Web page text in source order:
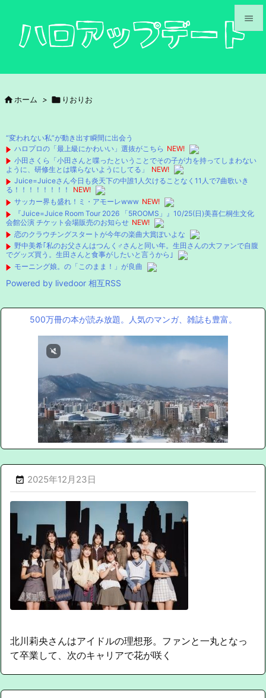




検索
 ホーム >  りおりお
“変われない私”が動き出す瞬間に出会う
ハロプロの「最上級にかわいい」選抜がこちら NEW!
小田さくら「小田さんと喋ったということでその子が力を持ってしまわない
ように、研修生とは喋らないようにしてる」
NEW!
Juice=Juiceさん今日も炎天下の中誰1人欠けることなく11人で7曲歌いき
る！！！！！！！！
NEW!
サッカー界も盛れ！ミ・アモーレwww NEW!
『Juice=Juice Room Tour 2026 「5ROOMS」』10/25(日)美喜仁桐生文化
会館公演 チケット会場販売のお知らせ NEW!
恋のクラウチングスタートが今年の楽曲大賞ぽいよな
野中美希｢私のお父さんはつんく♂さんと同い年。生田さんの大ファンで自腹
でグッズ買う。生田さんと食事がしたいと言うから｣
モーニング娘。の「このまま！」が良曲
Powered by livedoor 相互RSS
500万冊の本が読み放題。人気のマンガ、雑誌も豊富。
 2025年12月23日
北川莉央さんはアイドルの理想形。ファンと一丸となっ
て卒業して、次のキャリアで花が咲く